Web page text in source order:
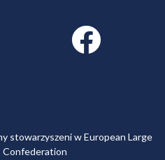
Facebook link
stowarzyszeni w European Large
Confederation